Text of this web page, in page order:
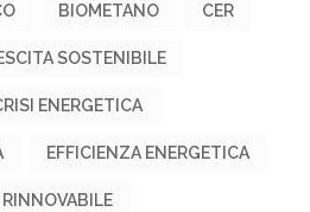
BIOMETANO CER
SOSTENIBILE
ENERGETICA
EFFICIENZA ENERGETICA
RINNOVABILE